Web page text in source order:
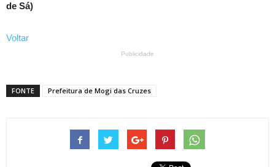
de Sá)
Voltar
Publicidade
FONTE Prefeitura de Mogi das Cruzes